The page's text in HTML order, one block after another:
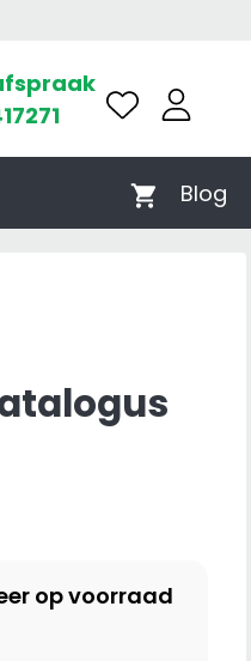
Blog
op voorraad